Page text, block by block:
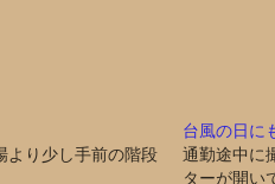
より少し手前の階段
台風の日に
通勤途中に
ターが開い